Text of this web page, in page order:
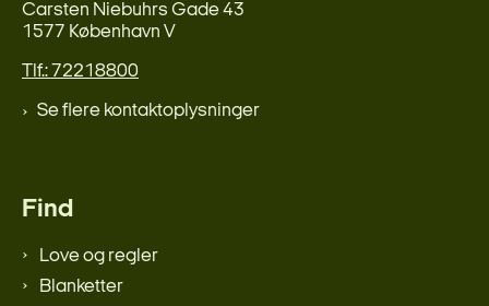
Carsten Niebuhrs Gade 43
1577 København V
Tlf.: 72218800
Se flere kontaktoplysninger
Find
Love og regler
Blanketter